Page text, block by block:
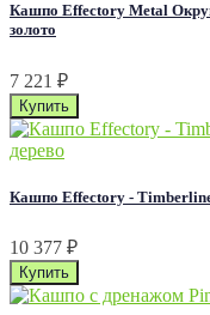
Кашпо Effectory Metal
золото
7 221 ₽
Кашпо Effectory -
10 377 ₽